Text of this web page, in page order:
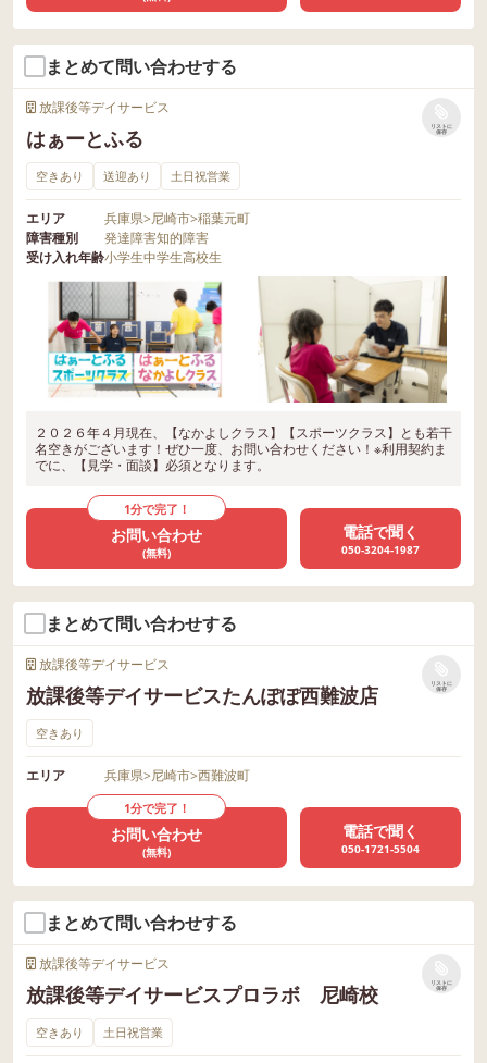
まとめて問い合わせする
放課後等デイサービス
はぁーとふる
リストに
保存
空きあり 送迎あり 土日祝営業
エリア 兵庫県>尼崎市>稲葉元町
障害種別
発達障害知的障害
受け入れ年齢小学生中学生高校生
２０２６年４月現在、【なかよしクラス】【スポーツクラス】とも若干
名空きがございます！ぜひ一度、お問い合わせください！※利用契約ま
でに、【見学・面談】必須となります。
1分で完了！
お問い合わせ
(無料)
電話で聞く
050-3204-1987
まとめて問い合わせする
放課後等デイサービス
放課後等デイサービスたんぽぽ西難波店
リストに
保存
空きあり
エリア 兵庫県>尼崎市>西難波町
1分で完了！
お問い合わせ
(無料)
電話で聞く
050-1721-5504
まとめて問い合わせする
放課後等デイサービス
放課後等デイサービスプロラボ 尼崎校
リストに
保存
空きあり 土日祝営業